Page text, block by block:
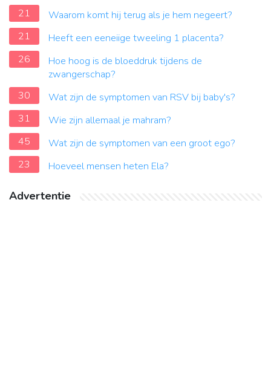
21
Waarom komt hij terug als je hem negeert?
21
Heeft een eeneiige tweeling 1 placenta?
26
Hoe hoog is de bloeddruk tijdens de
zwangerschap?
30
Wat zijn de symptomen van RSV bij baby's?
31
Wie zijn allemaal je mahram?
45
Wat zijn de symptomen van een groot ego?
23
Hoeveel mensen heten Ela?
Advertentie